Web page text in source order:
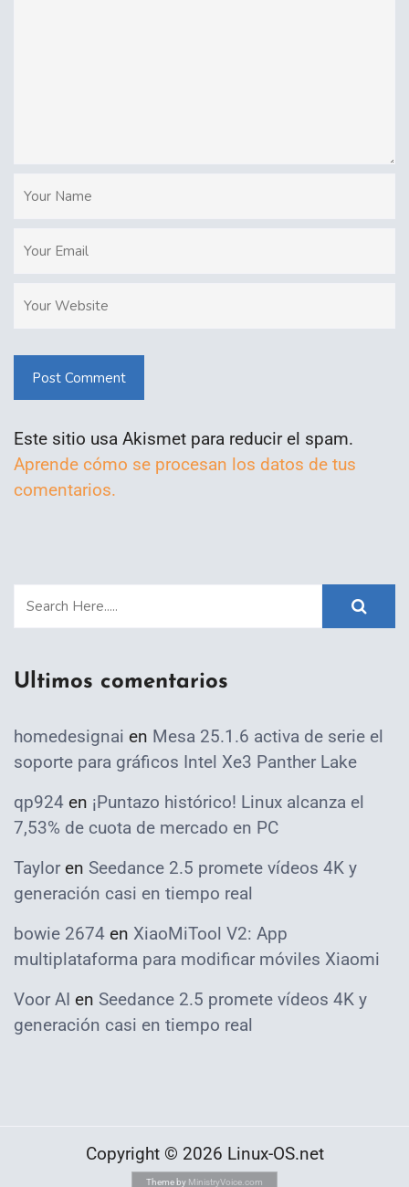
Post Comment
Este sitio usa Akismet para reducir el spam.
Aprende cómo se procesan los datos de tus
comentarios.
Ultimos comentarios
homedesignai en Mesa 25.1.6 activa de serie el
soporte para gráficos Intel Xe3 Panther Lake
qp924 en ¡Puntazo histórico! Linux alcanza el
7,53% de cuota de mercado en PC
Taylor en Seedance 2.5 promete vídeos 4K y
generación casi en tiempo real
bowie 2674 en XiaoMiTool V2: App
multiplataforma para modificar móviles Xiaomi
Voor AI en Seedance 2.5 promete vídeos 4K y
generación casi en tiempo real
Copyright © 2026 Linux-OS.net
Theme by MinistryVoice.com